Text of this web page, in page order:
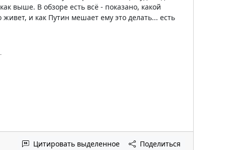
выше. В обзоре есть всё - показано, какой
и как Путин мешает ему это делать... есть
Цитировать выделенное Поделиться